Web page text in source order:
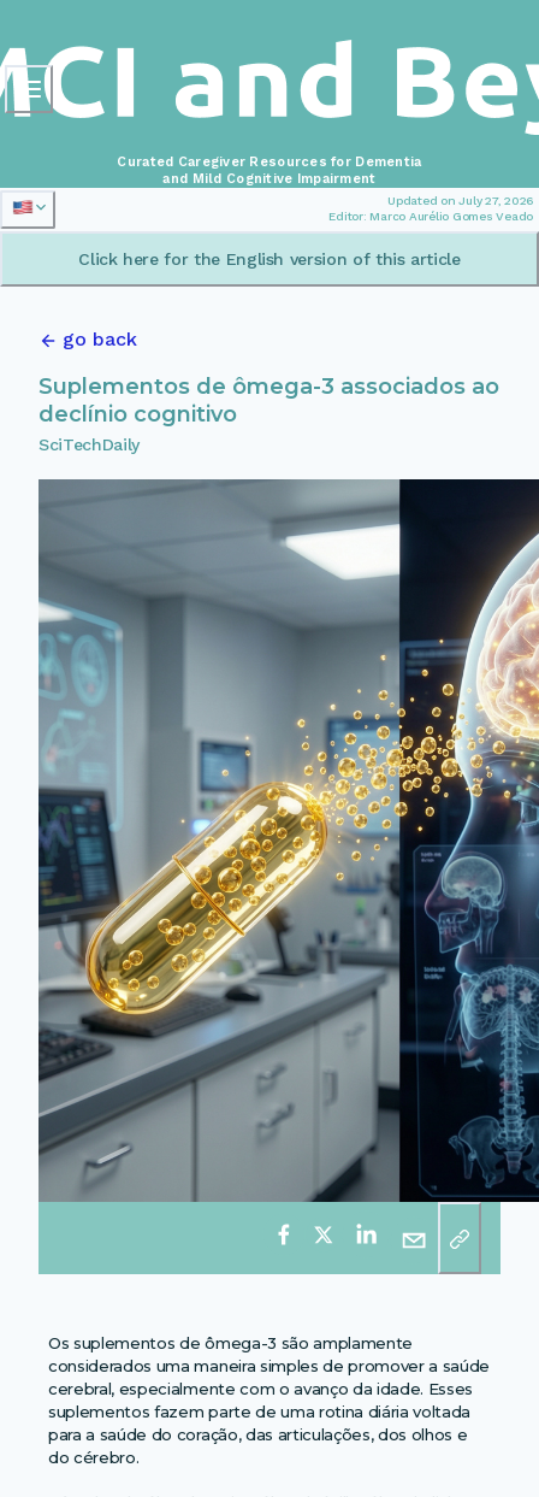
Updated on July 27, 2026
Editor: Marco Aurélio Gomes Veado
Curated Caregiver Resources for Dementia
and Mild Cognitive Impairment
Click here for the English version of this article
go back
Suplementos de ômega-3 associados ao
declínio cognitivo
SciTechDaily
Os suplementos de ômega-3 são amplamente
considerados uma maneira simples de promover a saúde
cerebral, especialmente com o avanço da idade. Esses
suplementos fazem parte de uma rotina diária voltada
para a saúde do coração, das articulações, dos olhos e
do cérebro.